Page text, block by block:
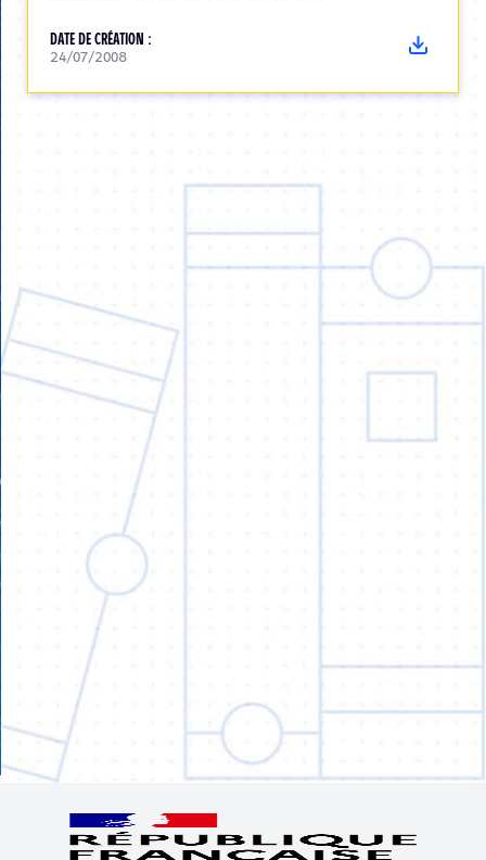
DATE DE CRÉATION :
24/07/2008